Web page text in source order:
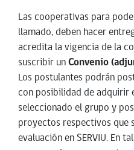
Las cooperativas para
llamado, deben hacer
acredita la vigencia de la
suscribir un Convenio
Los postulantes podrán
con posibilidad de adquirir
seleccionado el grupo y
proyectos respectivos que
evaluación en SERVIU. En